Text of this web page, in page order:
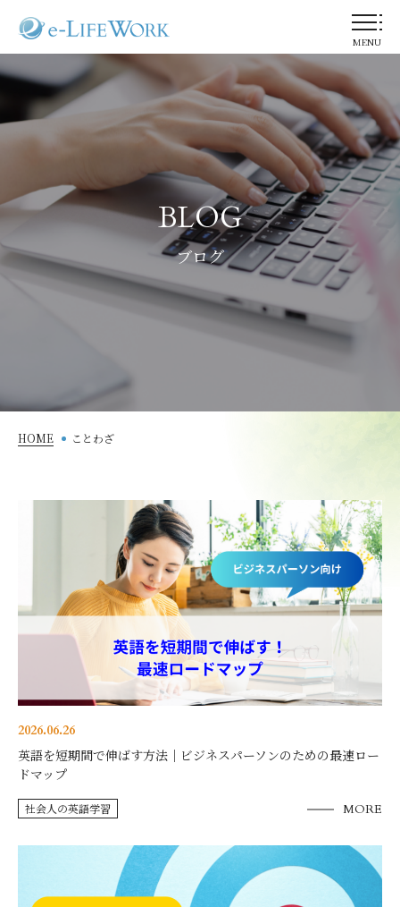
MENU
BLOG
ブログ
HOME ことわざ
2026.06.26
英語を短期間で伸ばす方法｜ビジネスパーソンのための最速ロー
ドマップ
社会人の英語学習 MORE